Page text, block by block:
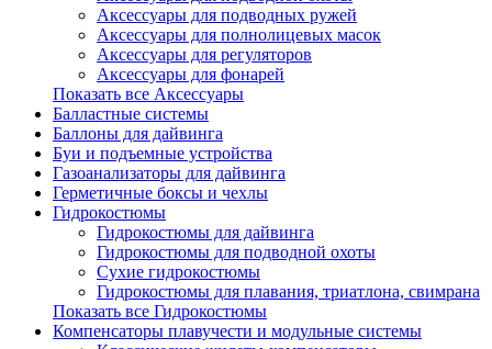
Аксессуары для подводных ружей
Аксессуары для полнолицевых масок
Аксессуары для регуляторов
Аксессуары для фонарей
Показать все Аксессуары
Балластные системы
Баллоны для дайвинга
Буи и подъемные устройства
Газоанализаторы для дайвинга
Герметичные боксы и чехлы
Гидрокостюмы
Гидрокостюмы для дайвинга
Гидрокостюмы для подводной охоты
Сухие гидрокостюмы
Гидрокостюмы для плавания, триатлона, свимрана
Показать все Гидрокостюмы
Компенсаторы плавучести и модульные системы